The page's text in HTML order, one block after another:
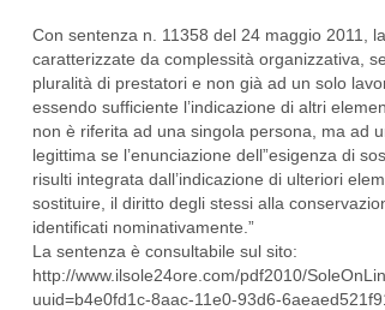
Con sentenza n. 11358 del 24 maggio 2011,
caratterizzate da complessità organizzativa,
pluralità di prestatori e non già ad un solo
essendo sufficiente l’indicazione di altri
non è riferita ad una singola persona, ma ad
legittima se l’enunciazione dell”esigenza di
risulti integrata dall’indicazione di ulteriori
sostituire, il diritto degli stessi alla
identificati nominativamente.”
La sentenza è consultabile sul sito:
http://www.ilsole24ore.com/pdf2010/
uuid=b4e0fd1c-8aac-11e0-93d6-